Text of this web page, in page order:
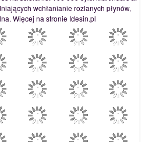
wchłanianie rozlanych płynów,
Więcej na stronie Idesin.pl